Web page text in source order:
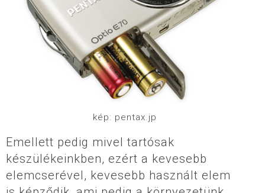
kép: pentax.jp
Emellett pedig mivel tartósak
készülékeinkben, ezért a kevesebb
elemcserével, kevesebb használt elem